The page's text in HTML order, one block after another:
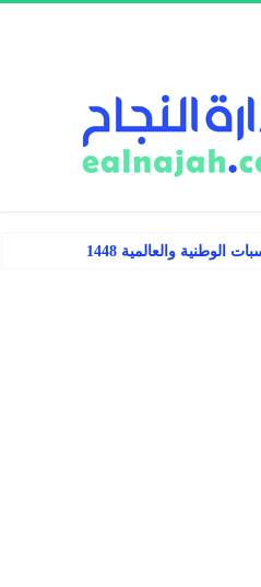
والعالمية 1448 – 1449هـ